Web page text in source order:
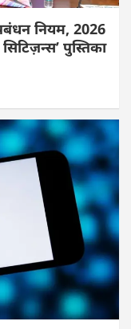
नियम, 2026
पुस्तिका